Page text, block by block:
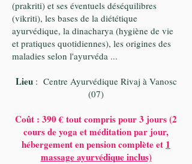
(prakriti) et ses éventuels déséquilibres
(vikriti), les bases de la diététique
ayurvédique, la dinacharya (hygiène de vie
et pratiques quotidiennes), les origines des
maladies selon l'ayurvéda ...
Lieu: Centre Ayurvédique Rivaj à Vanosc
(07)
Coût : 390 € tout compris pour 3 jours (2
cours de yoga et méditation par jour,
hébergement en pension complète et 1
massage ayurvédique inclus)